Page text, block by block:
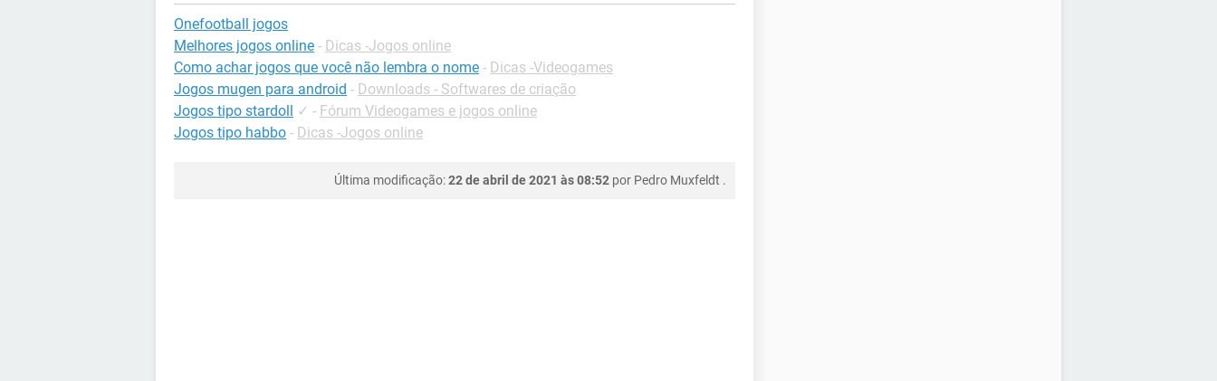
Onefootball jogos
Melhores jogos online - Dicas -Jogos online
Como achar jogos que você não lembra o nome - Dicas -Videogames
Jogos mugen para android - Downloads - Softwares de criação
Jogos tipo stardoll ✓ - Fórum Videogames e jogos online
Jogos tipo habbo - Dicas -Jogos online
Última modificação:22 de abril de 2021 às 08:52 por Pedro Muxfeldt .